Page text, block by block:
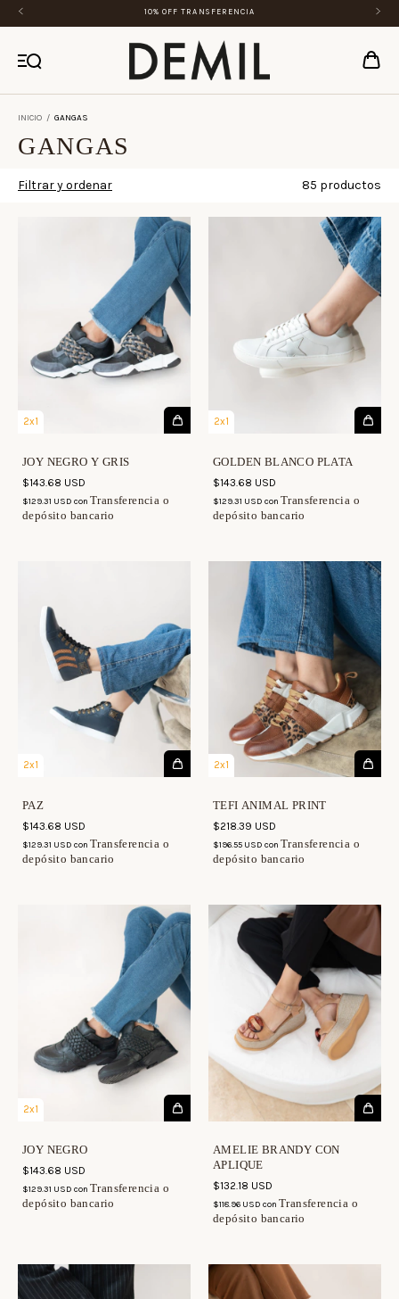
10% OFF TRANSFERENCIA
INICIO / GANGAS
GANGAS
Filtrar y ordenar 85 productos
2x1
JOY NEGRO Y GRIS
$143.68 USD
$129.31 USD con Transferencia o
depósito bancario
2x1
GOLDEN BLANCO PLATA
$143.68 USD
$129.31 USD con Transferencia o
depósito bancario
2x1
PAZ
$143.68 USD
$129.31 USD con Transferencia o
depósito bancario
2x1
TEFI ANIMAL PRINT
$218.39 USD
$196.55 USD con Transferencia o
depósito bancario
2x1
JOY NEGRO
$143.68 USD
$129.31 USD con Transferencia o
depósito bancario
AMELIE BRANDY CON
APLIQUE
$132.18 USD
$118.96 USD con Transferencia o
depósito bancario